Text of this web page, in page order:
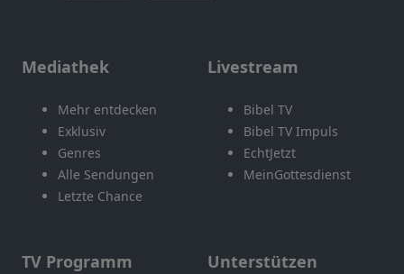
Mediathek
Mehr entdecken
Exklusiv
Genres
Alle Sendungen
Letzte Chance
Livestream
Bibel TV
Bibel TV Impuls
EchtJetzt
MeinGottesdienst
TV Programm Unterstützen